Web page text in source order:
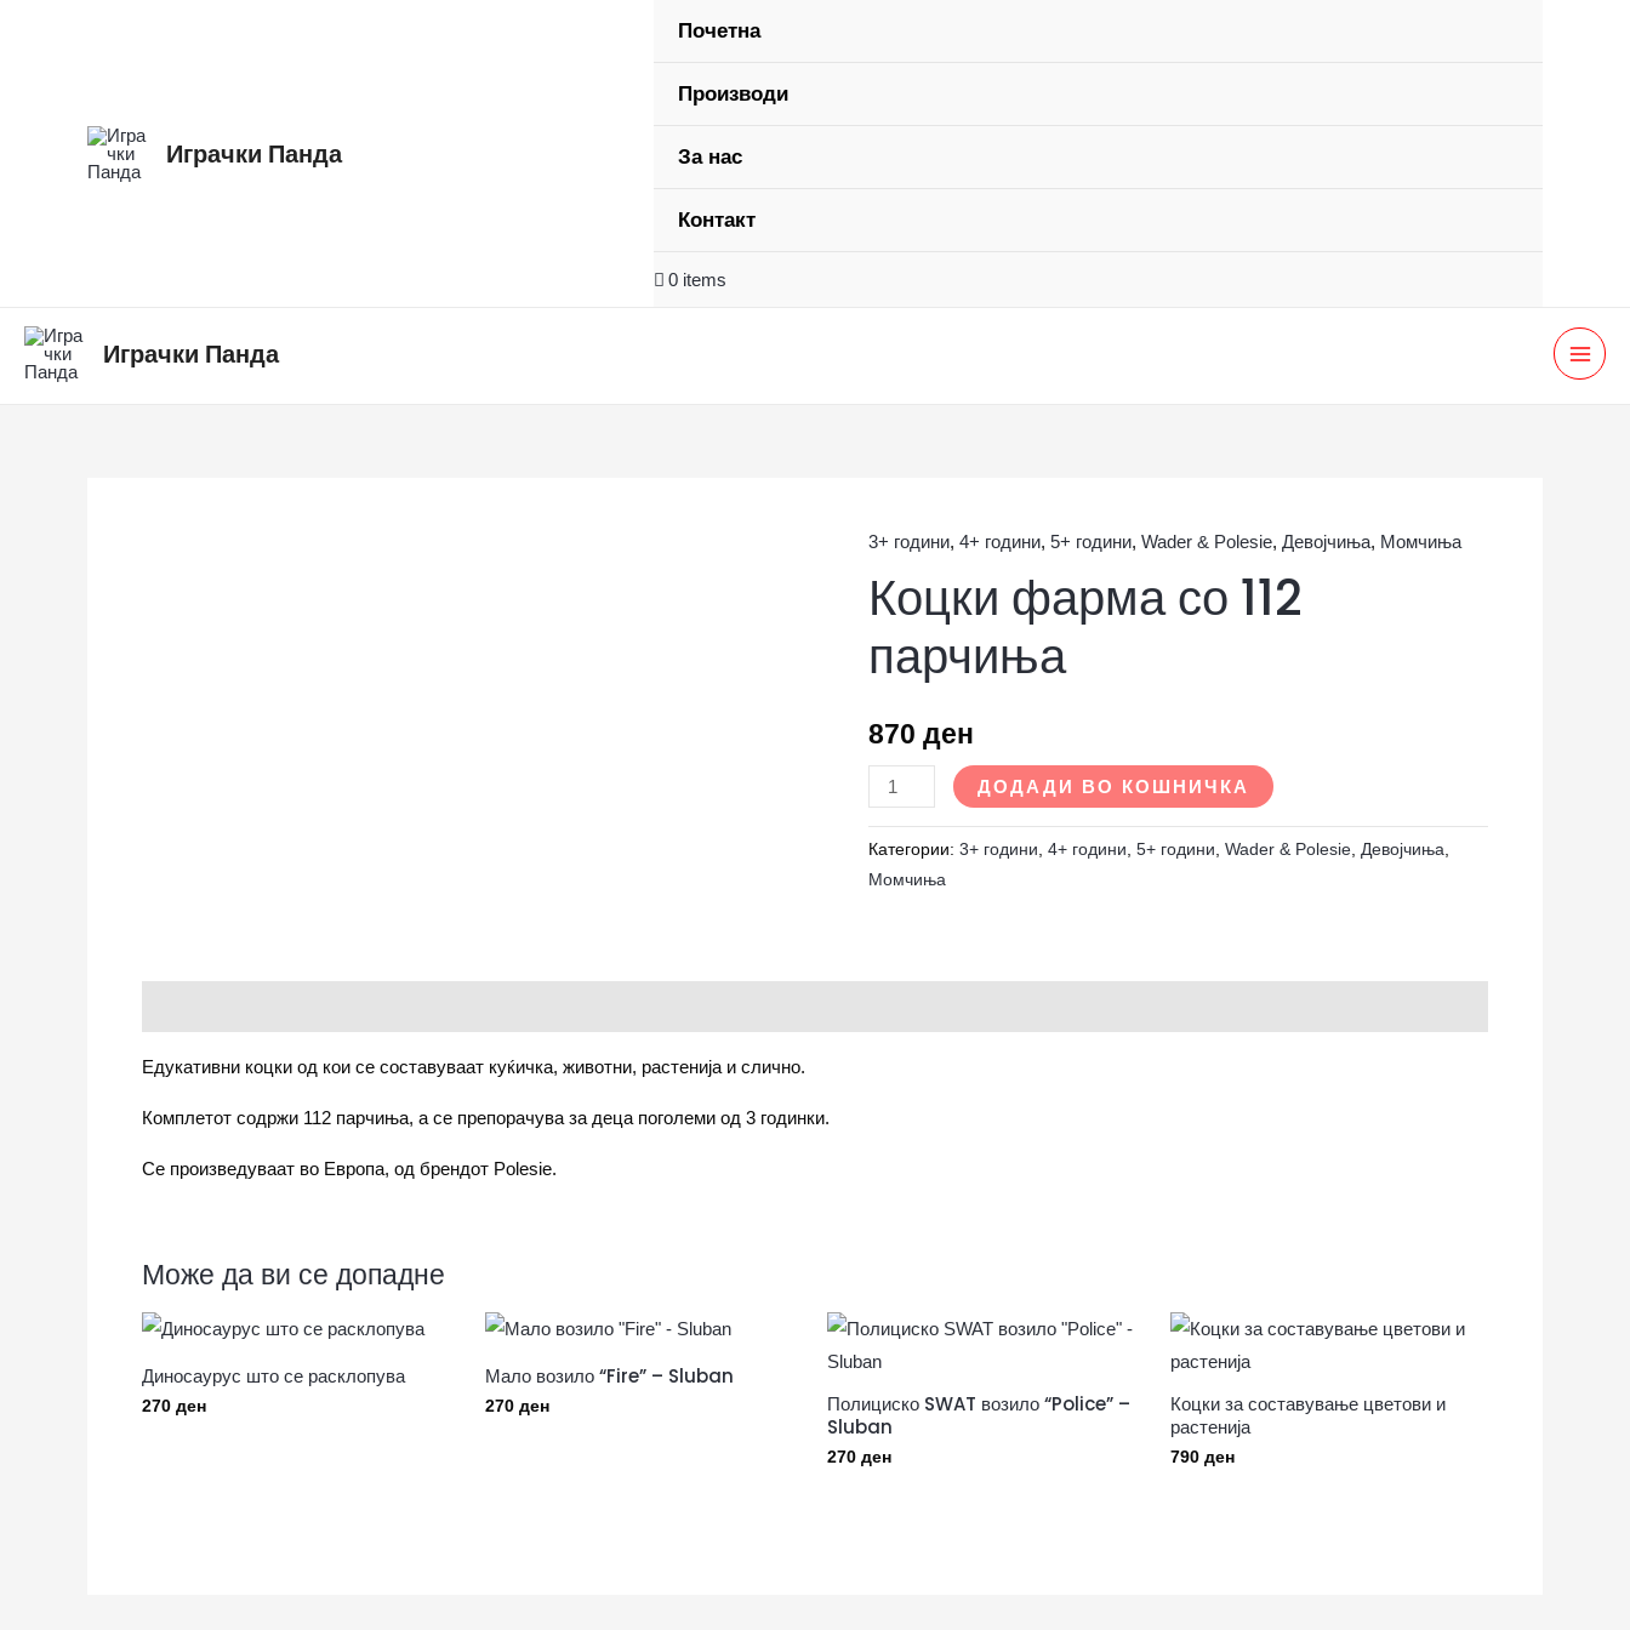
Играчки Панда
Почетна
Производи
За нас
Контакт
0 items
Играчки Панда
3+ години,4+ години,5+ години,Wader & Polesie,Девојчиња, Момчиња
Коцки фарма со 112
парчиња
870ден
Коцки
фарма
со
112
парчиња
ДОДАДИ ВО КОШНИЧКА
Категории:3+ години,4+ години,5+ години,Wader & Polesie,Девојчиња,
Момчиња
Едукативни коцки од кои се составуваат куќичка, животни, растенија и слично.
Комплетот содржи 112 парчиња, а се препорачува за деца поголеми од 3 годинки.
Се произведуваат во Европа, од брендот Polesie.
Може да ви се допадне
Диносаурус што се расклопува
270 ден
Мало возило “Fire” – Sluban
270 ден
Полициско SWAT возило “Police” –
Sluban
270 ден
Коцки за составување цветови и
растенија
790 ден